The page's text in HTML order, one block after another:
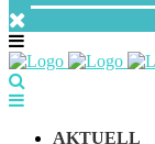
AKTUELL